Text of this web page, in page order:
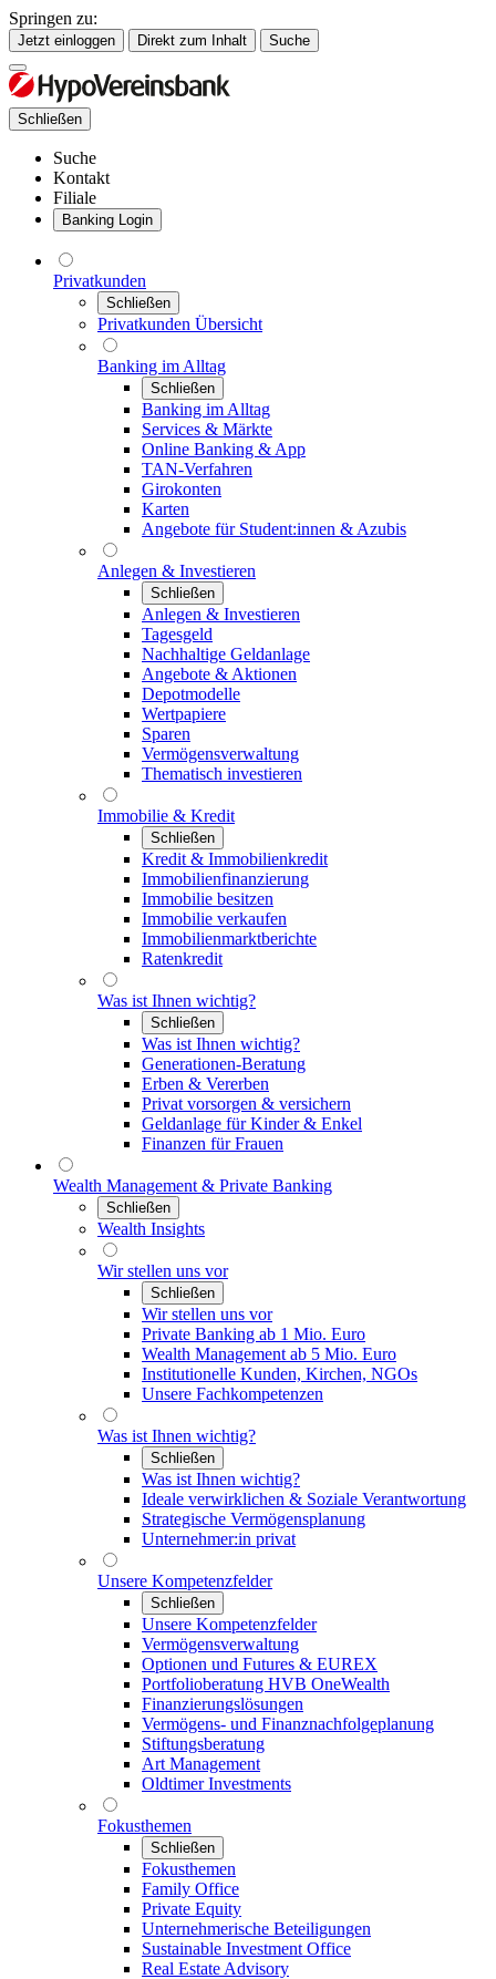
Springen zu:
Jetzt einloggen Direkt zum Inhalt Suche
Schließen
Suche
Kontakt
Filiale
Banking Login
Privatkunden
Schließen
Privatkunden Übersicht
Banking im Alltag
Schließen
Banking im Alltag
Services & Märkte
Online Banking & App
TAN-Verfahren
Girokonten
Karten
Angebote für Student:innen & Azubis
Anlegen & Investieren
Schließen
Anlegen & Investieren
Tagesgeld
Nachhaltige Geldanlage
Angebote & Aktionen
Depotmodelle
Wertpapiere
Sparen
Vermögensverwaltung
Thematisch investieren
Immobilie & Kredit
Schließen
Kredit & Immobilienkredit
Immobilienfinanzierung
Immobilie besitzen
Immobilie verkaufen
Immobilienmarktberichte
Ratenkredit
Was ist Ihnen wichtig?
Schließen
Was ist Ihnen wichtig?
Generationen-Beratung
Erben & Vererben
Privat vorsorgen & versichern
Geldanlage für Kinder & Enkel
Finanzen für Frauen
Wealth Management & Private Banking
Schließen
Wealth Insights
Wir stellen uns vor
Schließen
Wir stellen uns vor
Private Banking ab 1 Mio. Euro
Wealth Management ab 5 Mio. Euro
Institutionelle Kunden, Kirchen, NGOs
Unsere Fachkompetenzen
Was ist Ihnen wichtig?
Schließen
Was ist Ihnen wichtig?
Ideale verwirklichen & Soziale Verantwortung
Strategische Vermögensplanung
Unternehmer:in privat
Unsere Kompetenzfelder
Schließen
Unsere Kompetenzfelder
Vermögensverwaltung
Optionen und Futures & EUREX
Portfolioberatung HVB OneWealth
Finanzierungslösungen
Vermögens- und Finanznachfolgeplanung
Stiftungsberatung
Art Management
Oldtimer Investments
Fokusthemen
Schließen
Fokusthemen
Family Office
Private Equity
Unternehmerische Beteiligungen
Sustainable Investment Office
Real Estate Advisory